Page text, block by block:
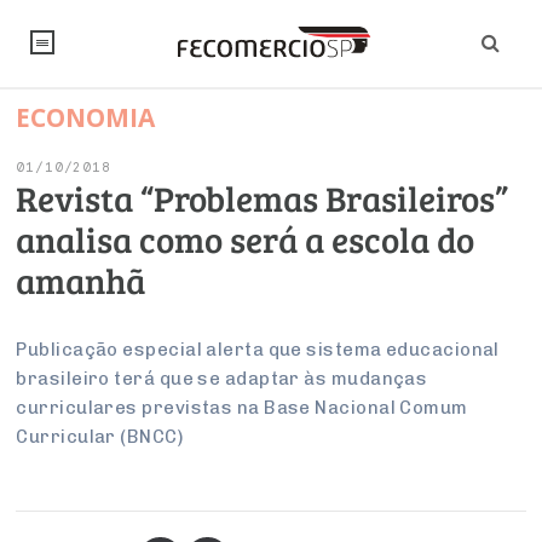
NOTÍCIAS
Editorial
Artigos
Institucional
PROJETOS ESPECIAIS:
UM BRASIL
Economia
Pesquisas
Brasil
Internacional
Modernização do Estado
Trabalho
Empresas
Arbitragem e Mediação
Negócios
Varejo
Serviços
Sustentabilidade
SINDICATOS
PESQUISAS
INSTITUCIONAL
Sobre
Negociações Coletivas
CONSELHOS
ECONOMIA
01/10/2018
Revista “Problemas Brasileiros”
analisa como será a escola do
amanhã
Publicação especial alerta que sistema educacional
brasileiro terá que se adaptar às mudanças
curriculares previstas na Base Nacional Comum
Curricular (BNCC)